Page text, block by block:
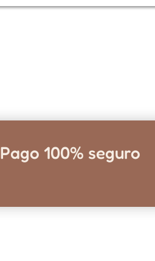
Pago 100% seguro